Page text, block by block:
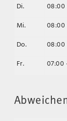
Di.
08:00
Mi.
08:00
Do.
08:00
Fr.
07:00